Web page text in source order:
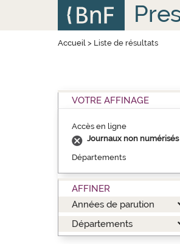
Accueil> Liste de résultats
VOTRE AFFINAGE
Accès en ligne
Journaux non numérisés
Départements
AFFINER
Années de parution
Départements
Panneau de gestion des cookies